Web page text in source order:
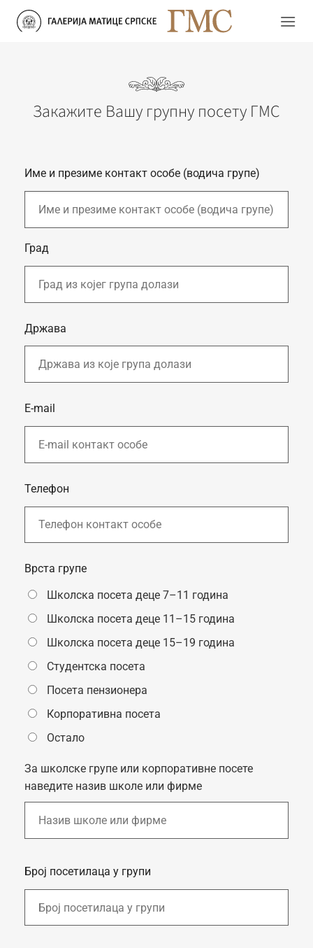
Прескочи
Закажите Вашу групну посету ГМС
Име и презиме контакт особе (водича групе)
Град
Држава
E-mail
Телефон
Врста групе
Школска посета деце 7–11 година
Школска посета деце 11–15 година
Школска посета деце 15–19 година
Студентска посета
Посета пензионера
Корпоративна посета
Остало
За школске групе или корпоративне посете
наведите назив школе или фирме
Број посетилаца у групи